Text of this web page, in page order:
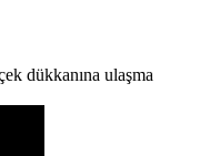
dükkanına ulaşma